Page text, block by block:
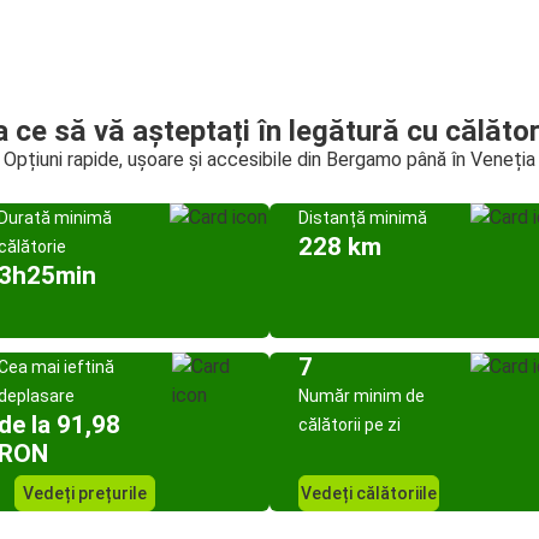
ce să vă așteptați în legătură cu
Opțiuni rapide, ușoare și accesibile din Bergamo până în Veneția
minimă
Distanță minimă
228 km
mai ieftină
la 91,98
Vedeți prețurile
7
Număr minim de
călătorii pe zi
Vedeți călătoriile